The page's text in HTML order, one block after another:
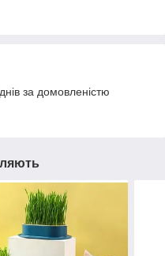
за домовленістю